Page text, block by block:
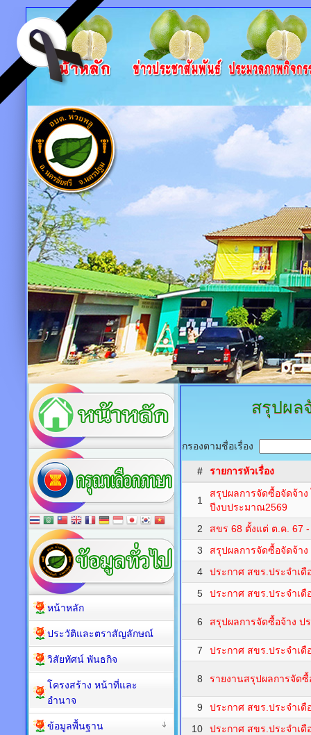
สรุปผล
กรองตามชื่อเรื่อง
# รายการหัวเรื่อง
1
สรุปผลการจัดซื้อจัดจ้าง
ปีงบประมาณ2569
2
สขร 68 ตั้งแต่ ต.ค. 67 -
3
สรุปผลการจัดซื้อจัดจ้า
4
ประกาศ สขร.ประจำเ
5
ประกาศ สขร.ประจำเดื
6 สรุปผลการจัดซื้อจ้าง ป
7 ประกาศ สขร.ประจำเ
8 รายงานสรุปผลการจัด
9
ประกาศ สขร.ประจำเ
10
ประกาศ สขร.ประจำเดื
หน้าหลัก
ประวัติและตราสัญลักษณ์
วิสัยทัศน์ พันธกิจ
โครงสร้าง หน้าที่และ
อำนาจ
ข้อมูลพื้นฐาน